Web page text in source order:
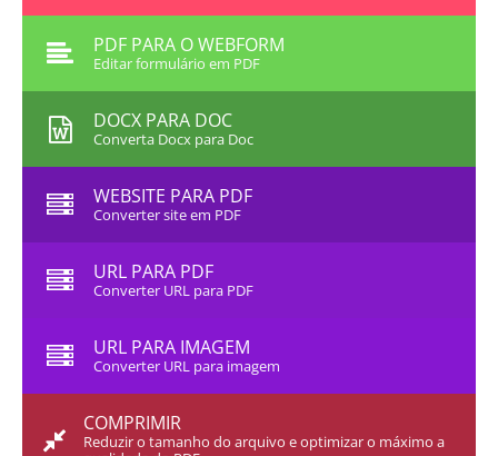
PDF PARA O WEBFORM
Editar formulário em PDF
DOCX PARA DOC
Converta Docx para Doc
WEBSITE PARA PDF
Converter site em PDF
URL PARA PDF
Converter URL para PDF
URL PARA IMAGEM
Converter URL para imagem
COMPRIMIR
Reduzir o tamanho do arquivo e optimizar o máximo a